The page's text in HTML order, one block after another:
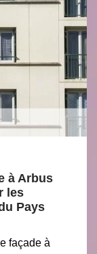
à Arbus
les
Pays
façade à